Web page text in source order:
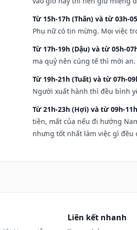
Từ 15h-17h (Thân) và từ 03h-
Phụ nữ có tin mừng. Mọi việc
Từ 17h-19h (Dậu) và từ 05h-
ma quỷ nên cúng tế thì mới an.
Từ 19h-21h (Tuất) và từ 07h-
Người xuất hành thì đều bình
Từ 21h-23h (Hợi) và từ 09h-
tiền, mất của nếu đi hướng
nhưng tốt nhất làm việc gì đều
Liên kết nhanh